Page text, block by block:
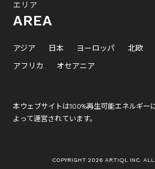
エリア
AREA
アジア 日本 ヨーロッパ 北欧
アフリカ
オセアニア
本ウェブサイトは100%再生可能エネルギー
よって運営されています。
COPYRIGHT 2026 ARTIQL INC. ALL